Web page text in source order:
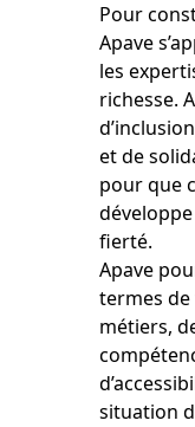
Pour
Apave
les
richesse.
et de
pour que
fierté.
Apave
termes
métiers,
situation